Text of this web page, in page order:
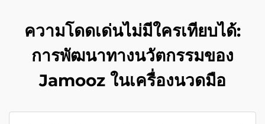
ความโดดเด่นไม่มีใครเทียบได้:
การพัฒนาทางนวัตกรรมของ
Jamooz ในเครื่องนวดมือ